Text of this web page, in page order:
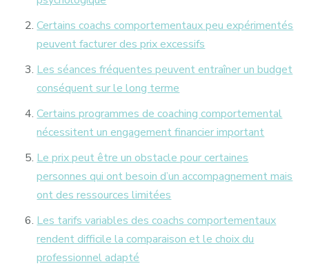
Certains coachs comportementaux peu expérimentés
peuvent facturer des prix excessifs
Les séances fréquentes peuvent entraîner un budget
conséquent sur le long terme
Certains programmes de coaching comportemental
nécessitent un engagement financier important
Le prix peut être un obstacle pour certaines
personnes qui ont besoin d’un accompagnement mais
ont des ressources limitées
Les tarifs variables des coachs comportementaux
rendent difficile la comparaison et le choix du
professionnel adapté